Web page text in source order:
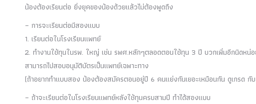
น้องต้องเรียนต่อ ยิ่งยุคของน้องด้วยแล้วไม่ต้องพูดถึง
– การจะเรียนต่อมีสองแบบ
1. เรียนต่อในโรงเรียนแพทย์
2. ทำงานใช้ทุนในรพ. ใหญ่ เช่น รพศ.หลักๆตลอดตอนใช้ทุน 3 ปี บวกเพิ่มอีกนิดหน่
สามารถไปสอบอนุมัติบัตรเป็นแพทย์เฉพาะทาง
(ถ้าอยากทำแบบสอง น้องต้องสมัครตอนอยู่ปี 6 คนแย่งกันเยอะเหมือนกัน ดูเกรด กั
– ถ้าจะเรียนต่อในโรงเรียนแพทย์หลังใช้ทุนครบสามปี ทำได้สองแบบ